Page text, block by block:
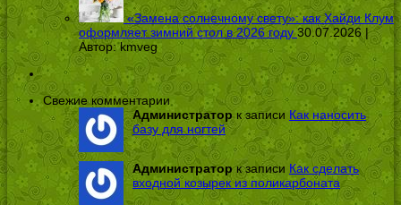
«Замена солнечному свету»: как Хайди Клум
оформляет зимний стол в 2026 году 30.07.2026 |
Автор:kmveg
Свежие комментарии
Администраторк записи Как наносить
базу для ногтей
Администраторк записи Как сделать
входной козырек из поликарбоната